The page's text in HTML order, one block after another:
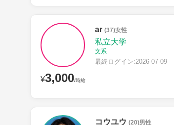
¥3,000/時給
ar (37)女性
私立大学
文系
最終ログイン:2026-07-09
コウユウ (20)男性